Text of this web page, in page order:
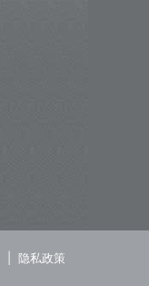
隐私政策